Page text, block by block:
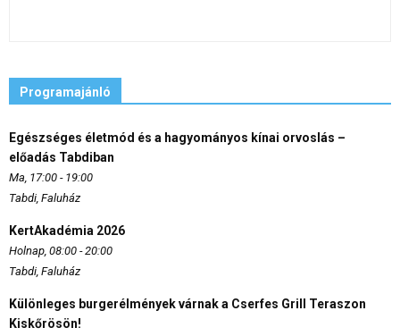
Programajánló
Egészséges életmód és a hagyományos kínai orvoslás –
előadás Tabdiban
Ma, 17:00 - 19:00
Tabdi, Faluház
KertAkadémia 2026
Holnap, 08:00 - 20:00
Tabdi, Faluház
Különleges burgerélmények várnak a Cserfes Grill Teraszon
Kiskőrösön!